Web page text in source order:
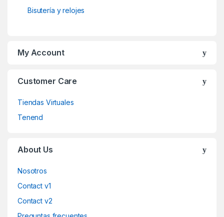
Bisutería y relojes
My Account
Customer Care
Tiendas Virtuales
Tenend
About Us
Nosotros
Contact v1
Contact v2